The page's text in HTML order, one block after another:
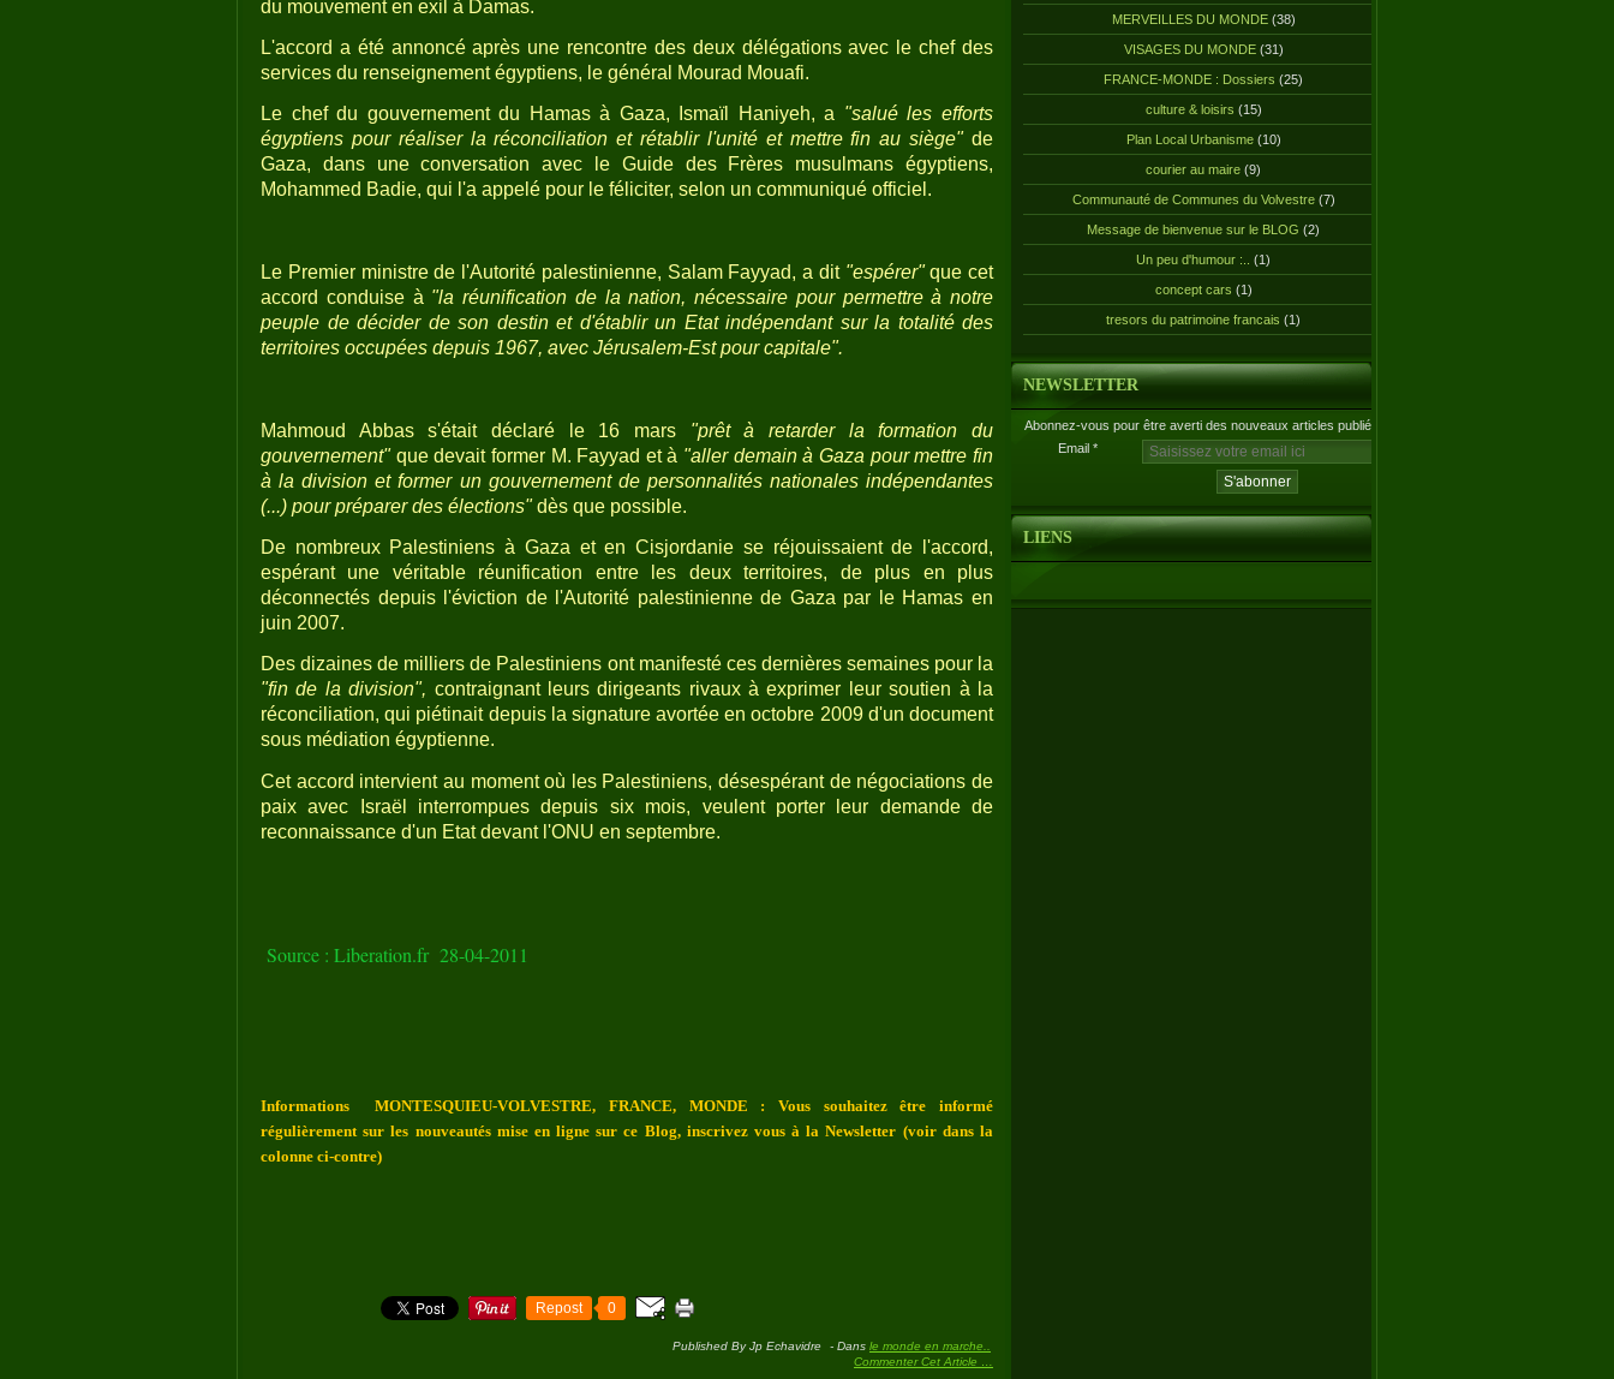
du mouvement en exil à Damas.
L'accord a été annoncé après une rencontre des deux délégations avec le chef des
services du renseignement égyptiens, le général Mourad Mouafi.
Le chef du gouvernement du Hamas à Gaza, Ismaïl Haniyeh, a "salué les efforts
égyptiens pour réaliser la réconciliation et rétablir l'unité et mettre fin au siège"de
Gaza, dans une conversation avec le Guide des Frères musulmans égyptiens,
Mohammed Badie, qui l'a appelé pour le féliciter, selon un communiqué officiel.
Le Premier ministre de l'Autorité palestinienne, Salam Fayyad, a dit "espérer"que cet
accord conduise à "la réunification de la nation, nécessaire pour permettre à notre
peuple de décider de son destin et d'établir un Etat indépendant sur la totalité des
territoires occupées depuis 1967, avec Jérusalem-Est pour capitale".
Mahmoud Abbas s'était déclaré le 16 mars "prêt à retarder la formation du
gouvernement"que devait former M. Fayyad et à "aller demain à Gaza pour mettre fin
à la division et former un gouvernement de personnalités nationales indépendantes
(...) pour préparer des élections"dès que possible.
De nombreux Palestiniens à Gaza et en Cisjordanie se réjouissaient de l'accord,
espérant une véritable réunification entre les deux territoires, de plus en plus
déconnectés depuis l'éviction de l'Autorité palestinienne de Gaza par le Hamas en
juin 2007.
Des dizaines de milliers de Palestiniens ont manifesté ces dernières semaines pour la
"fin de la division", contraignant leurs dirigeants rivaux à exprimer leur soutien à la
réconciliation, qui piétinait depuis la signature avortée en octobre 2009 d'un document
sous médiation égyptienne.
Cet accord intervient au moment où les Palestiniens, désespérant de négociations de
paix avec Israël interrompues depuis six mois, veulent porter leur demande de
reconnaissance d'un Etat devant l'ONU en septembre.
Source : Liberation.fr 28-04-2011
Informations MONTESQUIEU-VOLVESTRE, FRANCE, MONDE : Vous souhaitez être informé
régulièrement sur les nouveautés mise en ligne sur ce Blog, inscrivez vous à la Newsletter (voir dans la
colonne ci-contre)
Repost 0
Published By Jp Echavidre - Dans le monde en marche..
Commenter Cet Article
MERVEILLES DU MONDE(38)
VISAGES DU MONDE(31)
FRANCE-MONDE : Dossiers (25)
culture & loisirs (15)
Plan Local Urbanisme(10)
courier au maire (9)
Communauté de Communes du Volvestre(7)
Message de bienvenue sur le BLOG (2)
Un peu d'humour :.. (1)
concept cars (1)
tresors du patrimoine francais (1)
NEWSLETTER
Abonnez-vous pour être averti des nouveaux articles publiés.
Email
LIENS